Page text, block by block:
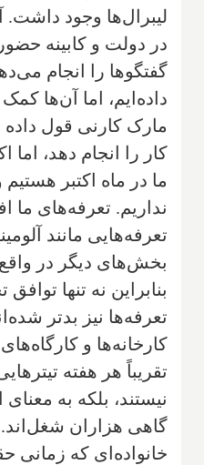
لیبرال‌ها وجود
در دولت و کابینه
گفتگوها را انجام
داده‌ایم، اما آن‌ها کمک
مارک کارنی قول داده
کار را انجام دهد،
ما در ماه اکتبر
نداریم. تعرفه‌های ما
تعرفه‌هایی مانند
بخش‌های دیگر در واقع
بنابراین نه تنها
تعرفه‌ها نیز بدتر
کارخانه‌ها و
تقریباً هر هفته
نیستند، بلکه به
گاهی هزاران شغل‌اند.
خانواده‌ای که زمانی